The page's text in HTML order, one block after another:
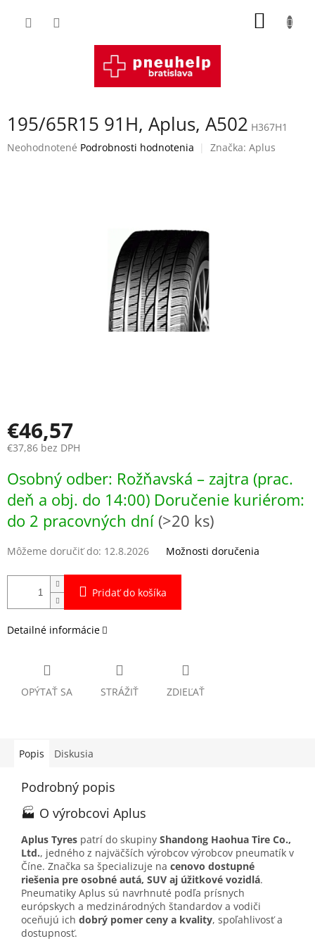
195/65R15 91H, Aplus, A502 H367H1
Priemerné
Neohodnotené Podrobnosti hodnotenia Značka: Aplus
€46,57
€37,86 bez DPH
cena:
Osobný odber: Rožňavská – zajtra (prac.
deň a obj. do 14:00) Doručenie kuriérom:
do 2 pracovných dní (>20 ks)
Môžeme doručiť do: 12.8.2026 Možnosti doručenia
Pridať do košíka
Detailné informácie
OPÝTAŤ SA STRÁŽIŤ ZDIEĽAŤ
Popis Diskusia
Podrobný popis
🏭 O výrobcovi Aplus
Aplus Tyres patrí do skupiny Shandong Haohua Tire Co.,
Ltd., jedného z najväčších výrobcov výrobcov pneumatík v
Číne. Značka sa špecializuje na cenovo dostupné
riešenia pre osobné autá, SUV aj úžitkové vozidlá.
Pneumatiky Aplus sú navrhnuté podľa prísnych
európskych a medzinárodných štandardov a vodiči
oceňujú ich dobrý pomer ceny a kvality, spoľahlivosť a
dostupnosť.